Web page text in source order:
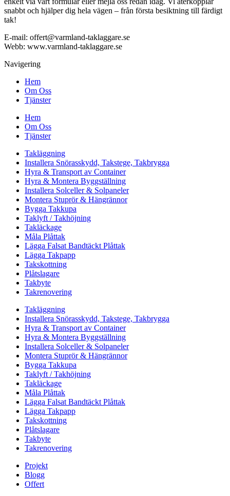
snabbt och hjälper dig hela vägen – från första besiktning till färdigt
tak!
E-mail: offert@varmland-taklaggare.se
Webb: www.varmland-taklaggare.se
Navigering
Hem
Om Oss
Tjänster
Hem
Om Oss
Tjänster
Takläggning
Installera Snörasskydd, Takstege, Takbrygga
Hyra & Transport av Container
Hyra & Montera Byggställning
Installera Solceller & Solpaneler
Montera Stuprör & Hängrännor
Bygga Takkupa
Taklyft / Takhöjning
Takläckage
Måla Plåttak
Lägga Falsat Bandtäckt Plåttak
Lägga Takpapp
Takskottning
Plåtslagare
Takbyte
Takrenovering
Takläggning
Installera Snörasskydd, Takstege, Takbrygga
Hyra & Transport av Container
Hyra & Montera Byggställning
Installera Solceller & Solpaneler
Montera Stuprör & Hängrännor
Bygga Takkupa
Taklyft / Takhöjning
Takläckage
Måla Plåttak
Lägga Falsat Bandtäckt Plåttak
Lägga Takpapp
Takskottning
Plåtslagare
Takbyte
Takrenovering
Projekt
Blogg
Offert